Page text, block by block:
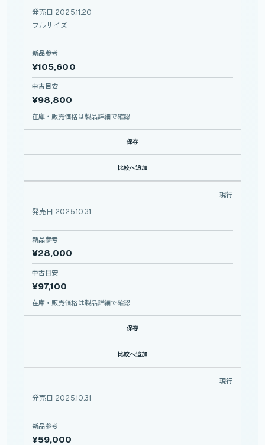
25-200mm
F/2.8-5.6Di
VXDG2
発売日 2025.11.20
フルサイズ
新品参考
¥105,600
中古目安
¥98,800
在庫・販売価格は製品詳細で確認
保存
比較へ追加
f/2.8VR
現行
発売日 2025.10.31
新品参考
¥28,000
中古目安
¥97,100
在庫・販売価格は製品詳細で確認
保存
比較へ追加
NIKKORZ DX
MC 35mm
f/1.7
現行
発売日 2025.10.31
新品参考
¥59,000